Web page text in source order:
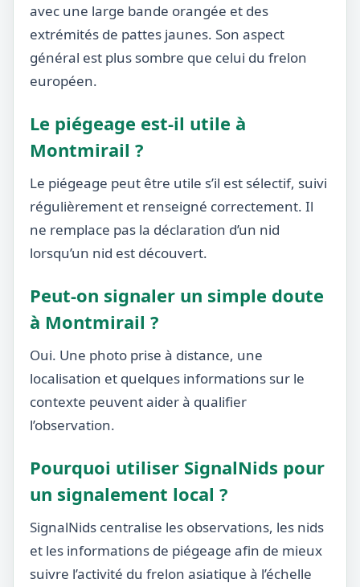
avec une large bande orangée et des
extrémités de pattes jaunes. Son aspect
général est plus sombre que celui du frelon
européen.
Le piégeage est-il utile à
Montmirail ?
Le piégeage peut être utile s’il est sélectif, suivi
régulièrement et renseigné correctement. Il
ne remplace pas la déclaration d’un nid
lorsqu’un nid est découvert.
Peut-on signaler un simple doute
à Montmirail ?
Oui. Une photo prise à distance, une
localisation et quelques informations sur le
contexte peuvent aider à qualifier
l’observation.
Pourquoi utiliser SignalNids pour
un signalement local ?
SignalNids centralise les observations, les nids
et les informations de piégeage afin de mieux
suivre l’activité du frelon asiatique à l’échelle